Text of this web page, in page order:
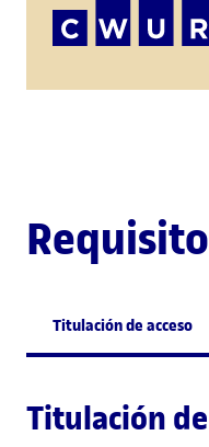
Titulación de acceso
Titulación